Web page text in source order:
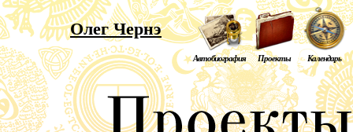
Олег Чернэ
Автобиография Проекты Календарь